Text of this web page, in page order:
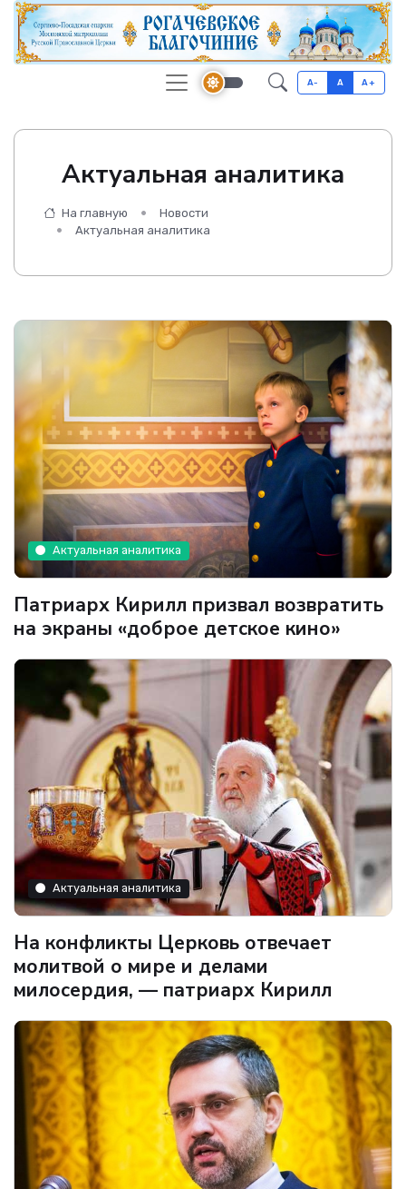
A- A A+
Актуальная аналитика
На главную
Новости
Актуальная аналитика
Актуальная аналитика
Патриарх Кирилл призвал возвратить
на экраны «доброе детское кино»
Актуальная аналитика
На конфликты Церковь отвечает
молитвой о мире и делами
милосердия, — патриарх Кирилл